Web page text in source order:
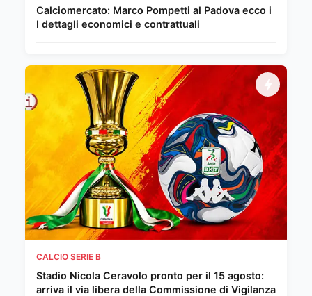
Calciomercato: Marco Pompetti al Padova ecco i
I dettagli economici e contrattuali
CALCIO SERIE B
Stadio Nicola Ceravolo pronto per il 15 agosto:
arriva il via libera della Commissione di Vigilanza